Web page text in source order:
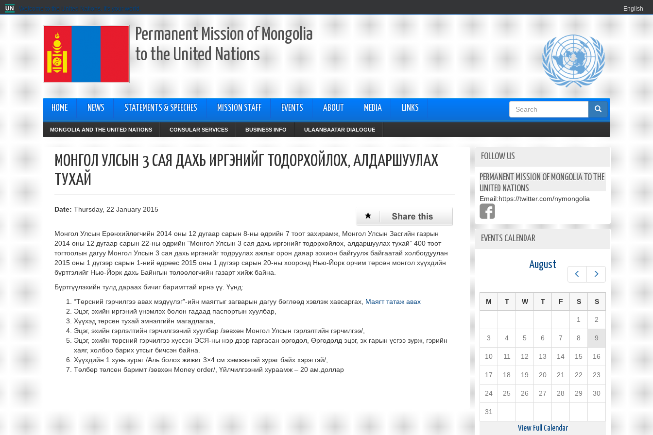
Welcome to the United Nations. It's your world. English
Permanent Mission of Mongolia
to the United Nations
HOME NEWS STATEMENTS & SPEECHES MISSION STAFF EVENTS ABOUT MEDIA LINKS
Search
form
MONGOLIA AND THE UNITED NATIONS CONSULAR SERVICES BUSINESS INFO ULAANBAATAR DIALOGUE
МОНГОЛ УЛСЫН 3 САЯ ДАХЬ ИРГЭНИЙГ ТОДОРХОЙЛОХ, АЛДАРШУУЛАХ
ТУХАЙ
Date: Thursday, 22 January 2015
Монгол Улсын Ерөнхийлөгчийн 2014 оны 12 дугаар сарын 8-ны өдрийн 7 тоот захирамж, Монгол Улсын Засгийн газрын
2014 оны 12 дугаар сарын 22-ны өдрийн “Монгол Улсын 3 сая дахь иргэнийг тодорхойлох, алдаршуулах тухай” 400 тоот
тогтоолын дагуу Монгол Улсын 3 сая дахь иргэнийг тодруулах ажлыг орон даяар зохион байгуулж байгаатай холбогдуулан
2015 оны 1 дүгээр сарын 1-ний өдрөөс 2015 оны 1 дүгээр сарын 20-ны хооронд Нью-Йорк орчим төрсөн монгол хүүхдийн
бүртгэлийг Нью-Йорк дахь Байнгын төлөөлөгчийн газарт хийж байна.
Бүртгүүлэхийн тулд дараах бичиг баримттай ирнэ үү. Үүнд:
“Төрсний гэрчилгээ авах мэдүүлэг”-ийн маягтыг загварын дагуу бөглөөд хэвлэж хавсаргах, Маягт татаж авах
Эцэг, эхийн иргэний үнэмлэх болон гадаад паспортын хуулбар,
Хүүхэд төрсөн тухай эмнэлгийн магадлагаа,
Эцэг, эхийн гэрлэлтийн гэрчилгээний хуулбар /зөвхөн Монгол Улсын гэрлэлтийн гэрчилгээ/,
Эцэг, эхийн төрсний гэрчилгээ хүссэн ЭСЯ-ны нэр дээр гаргасан өргөдөл, Өргөдөлд эцэг, эх гарын үсгээ зурж, гэрийн
хаяг, холбоо барих утсыг бичсэн байна.
Хүүхдийн 1 хувь зураг /Аль болох жижиг 3×4 см хэмжээтэй зураг байх хэрэгтэй/,
Төлбөр төлсөн баримт /зөвхөн Money order/, Үйлчилгээний хураамж – 20 ам.доллар
FOLLOW US
PERMANENT MISSION OF MONGOLIA TO THE
UNITED NATIONS
Email:https://twitter.com/nymongolia
EVENTS CALENDAR
Next
August
M T W T F S S
1 2
3 4 5 6 7 8 9
10 11 12 13 14 15 16
17 18 19 20 21 22 23
24 25 26 27 28 29 30
31
View Full Calendar